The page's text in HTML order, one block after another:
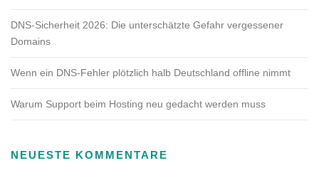
DNS-Sicherheit 2026: Die unterschätzte Gefahr vergessener
Domains
Wenn ein DNS-Fehler plötzlich halb Deutschland offline nimmt
Warum Support beim Hosting neu gedacht werden muss
NEUESTE KOMMENTARE